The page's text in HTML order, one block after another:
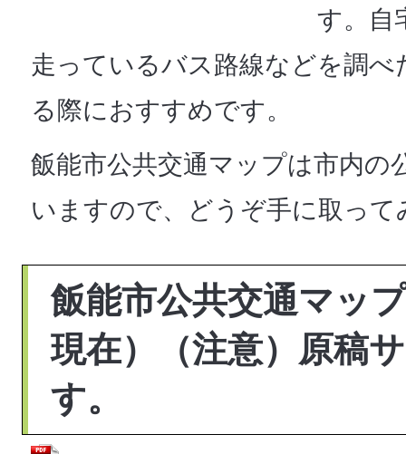
す。自
走っているバス路線などを調
る際におすすめです。
飯能市公共交通マップは市内の
いますので、どうぞ手に取っ
飯能市公共交通マッ
現在）（注意）原稿
す。